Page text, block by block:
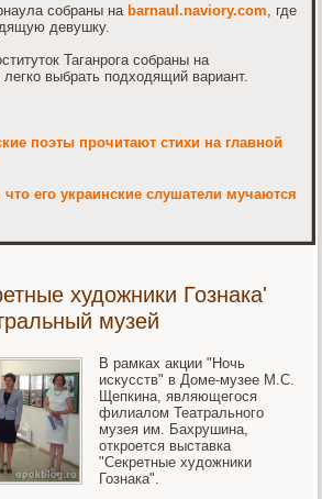
собраны на barnaul.naviory.com , где
девушку.
Таганрога собраны на
легко выбрать подходящий вариант.
поэты прочитают стихи на главной
его украинские слушатели мучаются
художники Гознака'
музей
В рамках акции "Ночь
искусств" в Доме-музее М.С.
Щепкина, являющегося
филиалом Театрального
музея им. Бахрушина,
откроется выставка
"Секретные художники
Гознака".